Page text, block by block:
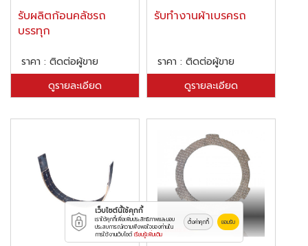
รับผลิตก้อนคลัชรถ
บรรทุก
ราคา : ติดต่อผู้ขาย
ดูรายละเอียด
รับทำงานผ้าเบรครถ
ราคา : ติดต่อผู้ขาย
ดูรายละเอียด
เว็บไซต์นี้ใช้คุกกี้
เราใช้คุกกี้เพื่อเพิ่มประสิทธิภาพและมอบ
ประสบการณ์ความพึงพอใจของท่านใน
การใช้งานเว็บไซต์เรียนรู้เพิ่มเติม
ตั้งค่าคุกกี้ ยอมรับ